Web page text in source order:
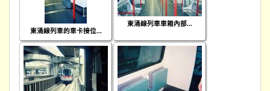
東涌線列車的車卡接位...
東涌線列車車箱內部...